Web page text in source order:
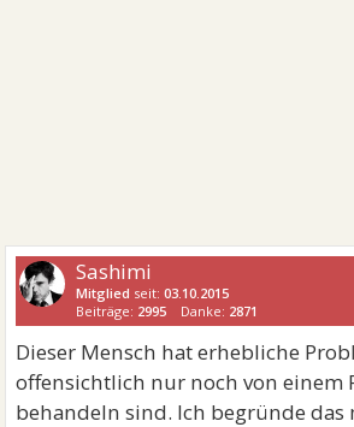
Sashimi
Mitglied seit:03.10.2015
Beiträge: 2995 Danke: 2871
Dieser Mensch hat erhebliche
offensichtlich nur noch von einem
behandeln sind. Ich begründe das